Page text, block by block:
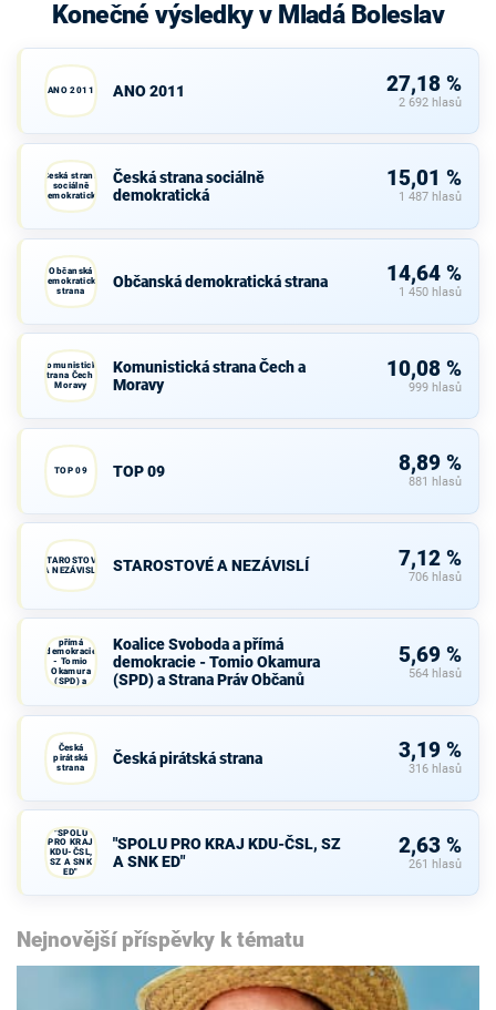
Konečné výsledky v Mladá Boleslav
ANO 2011 ANO 2011 27,18 %
2 692 hlasů
Česká strana
sociálně
demokratická
Česká strana sociálně
demokratická
15,01 %
1 487 hlasů
Občanská
demokratická
strana
Občanská demokratická strana 14,64 %
1 450 hlasů
Komunistická
strana Čech a
Moravy
Komunistická strana Čech a
Moravy
10,08 %
999 hlasů
TOP 09 TOP 09 8,89 %
881 hlasů
STAROSTOVÉ
A NEZÁVISLÍ
STAROSTOVÉ A NEZÁVISLÍ 7,12 %
706 hlasů
přímá
demokracie
- Tomio
Okamura
(SPD) a
Strana Práv
Koalice Svoboda a přímá
demokracie - Tomio Okamura
(SPD) a Strana Práv Občanů
5,69 %
564 hlasů
Česká
pirátská
strana
Česká pirátská strana 3,19 %
316 hlasů
"SPOLU
PRO KRAJ
KDU-ČSL,
SZ A SNK
ED"
"SPOLU PRO KRAJ KDU-ČSL, SZ
A SNK ED"
2,63 %
261 hlasů
Nejnovější příspěvky k tématu